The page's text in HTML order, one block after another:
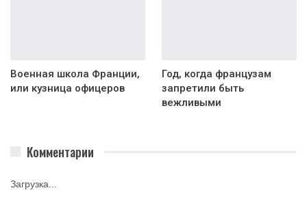
Военная школа Франции,
или кузница офицеров
Год, когда французам
запретили быть
вежливыми
Комментарии
Загрузка...